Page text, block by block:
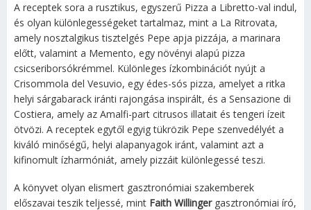
A receptek sora a rusztikus, egyszerű Pizza a Libretto-val indul,
és olyan különlegességeket tartalmaz, mint a La Ritrovata,
amely nosztalgikus tisztelgés Pepe apja pizzája, a marinara
előtt, valamint a Memento, egy növényi alapú pizza
csicseriborsókrémmel. Különleges ízkombinációt nyújt a
Crisommola del Vesuvio, egy édes-sós pizza, amelyet a ritka
helyi sárgabarack iránti rajongása inspirált, és a Sensazione di
Costiera, amely az Amalfi-part citrusos illatait és tengeri ízeit
ötvözi. A receptek egytől egyig tükrözik Pepe szenvedélyét a
kiváló minőségű, helyi alapanyagok iránt, valamint azt a
kifinomult ízharmóniát, amely pizzáit különlegessé teszi.
A könyvet olyan elismert gasztronómiai szakemberek
előszavai teszik teljessé, mint Faith Willingergasztronómiai író,